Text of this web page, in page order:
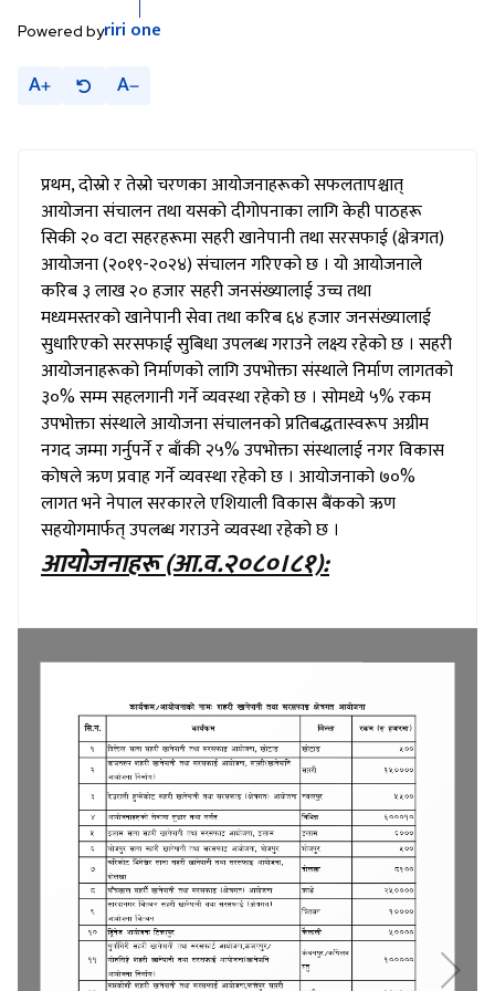
Powered byriri one
A A
प्रथम, दोस्रो र तेस्रो चरणका आयोजनाहरूको सफलतापश्चात्
आयोजना संचालन तथा यसको दीगोपनाका लागि केही पाठहरू
सिकी २० वटा सहरहरूमा सहरी खानेपानी तथा सरसफाई (क्षेत्रगत)
आयोजना (२०१९-२०२४) संचालन गरिएको छ । यो आयोजनाले
करिब ३ लाख २० हजार सहरी जनसंख्यालाई उच्च तथा
मध्यमस्तरको खानेपानी सेवा तथा करिब ६४ हजार जनसंख्यालाई
सुधारिएको सरसफाई सुबिधा उपलब्ध गराउने लक्ष्य रहेको छ । सहरी
आयोजनाहरूको निर्माणको लागि उपभोक्ता संस्थाले निर्माण लागतको
३०% सम्म सहलगानी गर्ने व्यवस्था रहेको छ । सोमध्ये ५% रकम
उपभोक्ता संस्थाले आयोजना संचालनको प्रतिबद्धतास्वरूप अग्रीम
नगद जम्मा गर्नुपर्ने र बाँकी २५% उपभोक्ता संस्थालाई नगर विकास
कोषले ऋण प्रवाह गर्ने व्यवस्था रहेको छ । आयोजनाको ७०%
लागत भने नेपाल सरकारले एशियाली विकास बैंकको ऋण
सहयोगमार्फत् उपलब्ध गराउने व्यवस्था रहेको छ ।
आयोजनाहरू (आ.व.२०८०।८१):